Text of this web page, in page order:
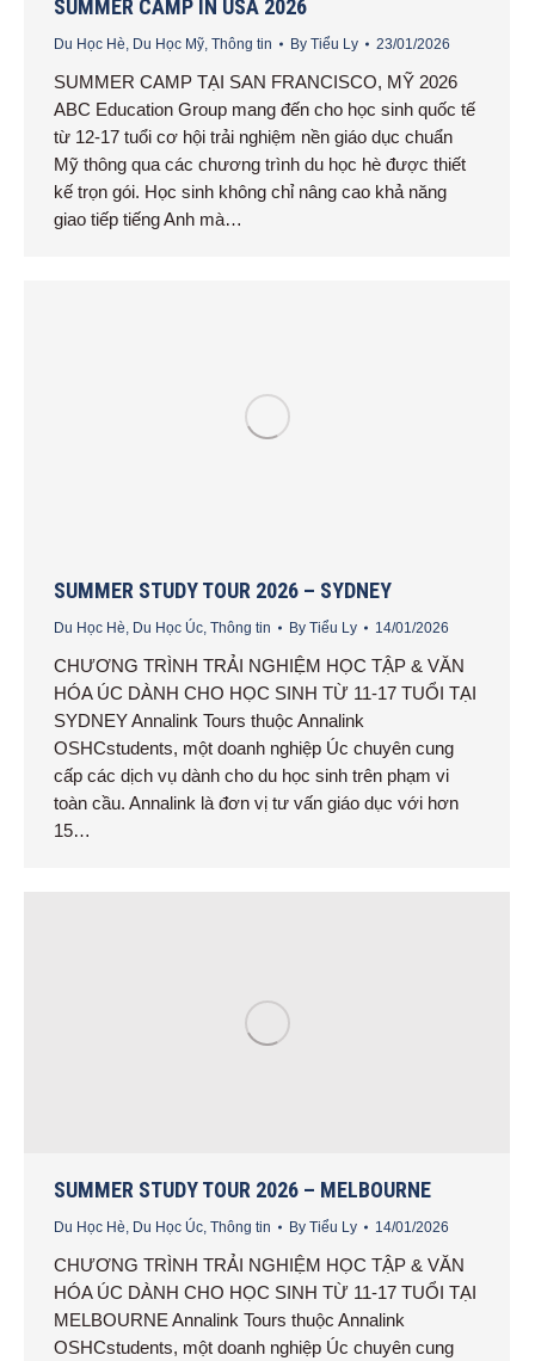
SUMMER CAMP IN USA 2026
Du Học Hè, Du Học Mỹ, Thông tin By Tiểu Ly 23/01/2026
SUMMER CAMP TẠI SAN FRANCISCO, MỸ 2026
ABC Education Group mang đến cho học sinh quốc tế
từ 12-17 tuổi cơ hội trải nghiệm nền giáo dục chuẩn
Mỹ thông qua các chương trình du học hè được thiết
kế trọn gói. Học sinh không chỉ nâng cao khả năng
giao tiếp tiếng Anh mà…
SUMMER STUDY TOUR 2026 – SYDNEY
Du Học Hè, Du Học Úc, Thông tin By Tiểu Ly 14/01/2026
CHƯƠNG TRÌNH TRẢI NGHIỆM HỌC TẬP & VĂN
HÓA ÚC DÀNH CHO HỌC SINH TỪ 11-17 TUỔI TẠI
SYDNEY Annalink Tours thuộc Annalink
OSHCstudents, một doanh nghiệp Úc chuyên cung
cấp các dịch vụ dành cho du học sinh trên phạm vi
toàn cầu. Annalink là đơn vị tư vấn giáo dục với hơn
15…
SUMMER STUDY TOUR 2026 – MELBOURNE
Du Học Hè Du Học Úc Thông tin By Tiểu Ly 14/01/2026
CHƯƠNG TRÌNH TRẢI NGHIỆM HỌC TẬP & VĂN
HÓA ÚC DÀNH CHO HỌC SINH TỪ 11-17 TUỔI TẠI
MELBOURNE Annalink Tours thuộc Annalink
OSHCstudents, một doanh nghiệp Úc chuyên cung